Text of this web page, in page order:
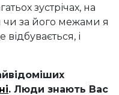
зустрічах, на
чи за його межами я
і
. Люди знають Вас